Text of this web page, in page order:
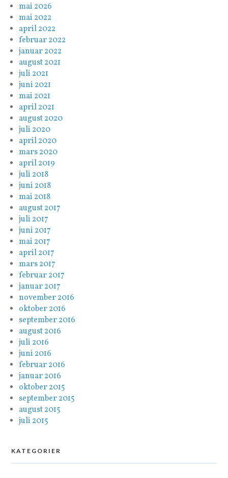
mai 2026
mai 2022
april 2022
februar 2022
januar 2022
august 2021
juli 2021
juni 2021
mai 2021
april 2021
august 2020
juli 2020
april 2020
mars 2020
april 2019
juli 2018
juni 2018
mai 2018
august 2017
juli 2017
juni 2017
mai 2017
april 2017
mars 2017
februar 2017
januar 2017
november 2016
oktober 2016
september 2016
august 2016
juli 2016
juni 2016
februar 2016
januar 2016
oktober 2015
september 2015
august 2015
juli 2015
KATEGORIER